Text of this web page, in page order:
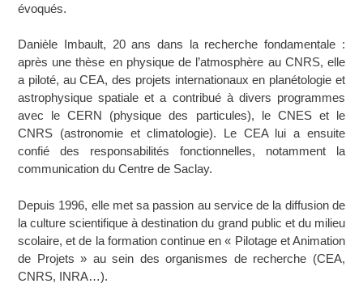
évoqués.
Danièle Imbault, 20 ans dans la recherche fondamentale :
après une thèse en physique de l’atmosphère au CNRS, elle
a piloté, au CEA, des projets internationaux en planétologie et
astrophysique spatiale et a contribué à divers programmes
avec le CERN (physique des particules), le CNES et le
CNRS (astronomie et climatologie). Le CEA lui a ensuite
confié des responsabilités fonctionnelles, notamment la
communication du Centre de Saclay.
Depuis 1996, elle met sa passion au service de la diffusion de
la culture scientifique à destination du grand public et du milieu
scolaire, et de la formation continue en « Pilotage et Animation
de Projets » au sein des organismes de recherche (CEA,
CNRS, INRA…).